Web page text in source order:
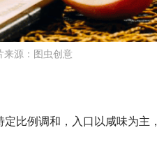
源：图虫创意
比例调和，入口以咸味为主